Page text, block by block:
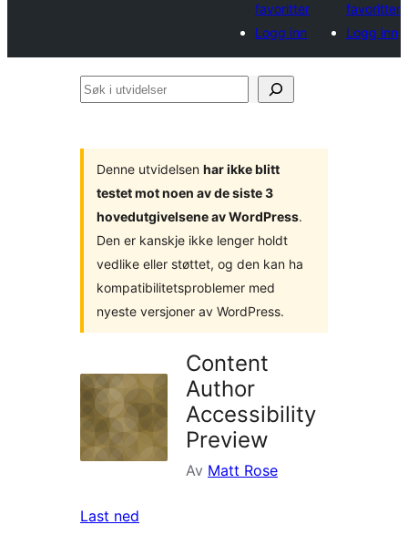
favoritter
Logg inn
favoritter
Logg inn
Søk
Denne utvidelsen har ikke blitt
testet mot noen av de siste 3
hovedutgivelsene av WordPress.
Den er kanskje ikke lenger holdt
vedlike eller støttet, og den kan ha
kompatibilitetsproblemer med
nyeste versjoner av WordPress.
Content
Author
Accessibility
Preview
Av Matt Rose
Last ned